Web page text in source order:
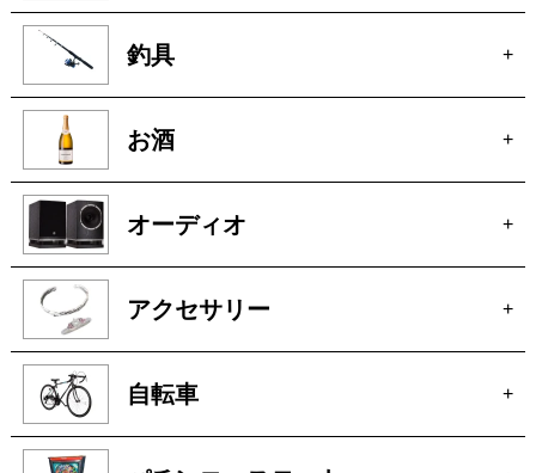
お酒 +
オーディオ +
アクセサリー +
自転車 +
パチンコ・スロット +